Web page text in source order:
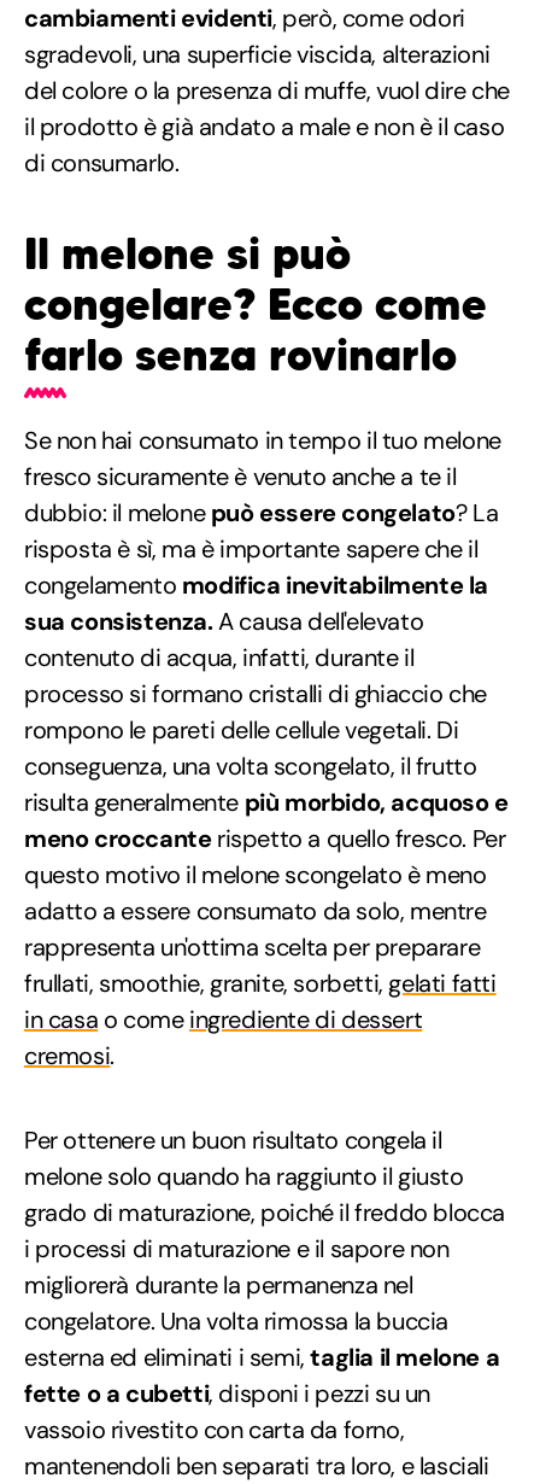
cambiamenti evidenti, però, come odori
sgradevoli, una superficie viscida, alterazioni
del colore o la presenza di muffe, vuol dire che
il prodotto è già andato a male e non è il caso
di consumarlo.
Il melone si può
congelare? Ecco come
farlo senza rovinarlo
Se non hai consumato in tempo il tuo melone
fresco sicuramente è venuto anche a te il
dubbio: il melonepuò essere congelato? La
risposta è sì, ma è importante sapere che il
congelamento modifica inevitabilmente la
sua consistenza.A causa dell'elevato
contenuto di acqua, infatti, durante il
processo si formano cristalli di ghiaccio che
rompono le pareti delle cellule vegetali. Di
conseguenza, una volta scongelato, il frutto
risulta generalmente più morbido, acquoso e
meno croccanterispetto a quello fresco. Per
questo motivo il melone scongelato è meno
adatto a essere consumato da solo, mentre
rappresenta un'ottima scelta per preparare
frullati, smoothie, granite, sorbetti, gelati fatti
in casa o comeingrediente di dessert
cremosi.
Per ottenere un buon risultato congela il
melone solo quando ha raggiunto il giusto
grado di maturazione, poiché il freddo blocca
i processi di maturazione e il sapore non
migliorerà durante la permanenza nel
congelatore. Una volta rimossa la buccia
esterna ed eliminati i semi,taglia il melone a
fette o a cubetti, disponi i pezzi su un
vassoio rivestito con carta da forno,
mantenendoli ben separati tra loro, e lasciali